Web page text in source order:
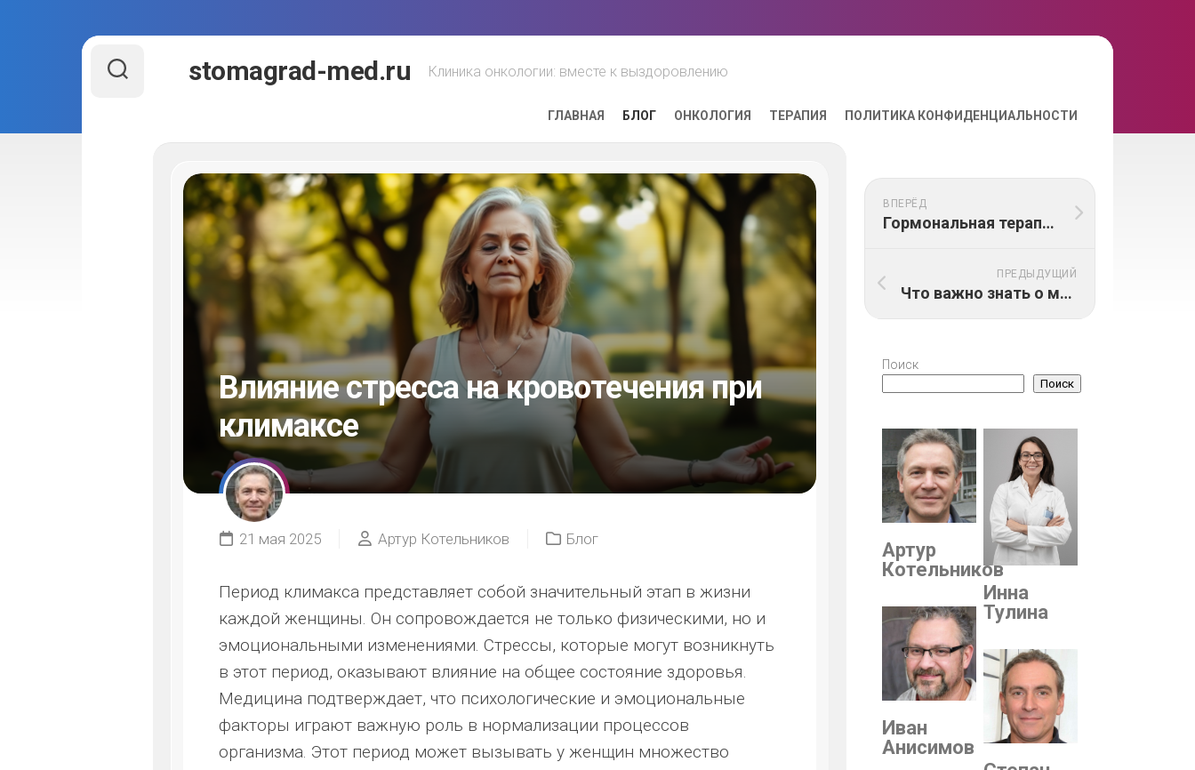
stomagrad-med.ru Клиника онкологии: вместе к выздоровлению
ГЛАВНАЯ БЛОГ ОНКОЛОГИЯ ТЕРАПИЯ ПОЛИТИКА КОНФИДЕНЦИАЛЬНОСТИ
Влияние стресса на кровотечения при
климаксе
21 мая 2025 Артур Котельников Блог
Период климакса представляет собой значительный этап в жизни
каждой женщины. Он сопровождается не только физическими, но и
эмоциональными изменениями. Стрессы, которые могут возникнуть
в этот период, оказывают влияние на общее состояние здоровья.
Медицина подтверждает, что психологические и эмоциональные
факторы играют важную роль в нормализации процессов
организма. Этот период может вызывать у женщин множество
ВПЕРЁД
Гормональная терапия, как метод лечения маточного кровотечения
ПРЕДЫДУЩИЙ
Что важно знать о менструальном цикле? Фазы, отклонения, лечение
Поиск
Поиск
Артур
Котельников
Иван
Анисимов
Инна
Тулина